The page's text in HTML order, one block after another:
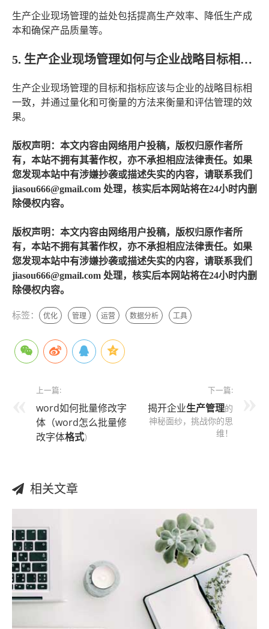
生产企业现场管理的益处包括提高生产效率、降低生产成
本和确保产品质量等。
5. 生产企业现场管理如何与企业战略目标相一致？
生产企业现场管理的目标和指标应该与企业的战略目标相
一致，并通过量化和可衡量的方法来衡量和评估管理的效
果。
版权声明：本文内容由网络用户投稿，版权归原作者所
有，本站不拥有其著作权，亦不承担相应法律责任。如果
您发现本站中有涉嫌抄袭或描述失实的内容，请联系我们
jiasou666@gmail.com 处理，核实后本网站将在24小时内删
除侵权内容。
版权声明：本文内容由网络用户投稿，版权归原作者所
有，本站不拥有其著作权，亦不承担相应法律责任。如果
您发现本站中有涉嫌抄袭或描述失实的内容，请联系我们
jiasou666@gmail.com 处理，核实后本网站将在24小时内删
除侵权内容。
标签： 优化 管理 运营 数据分析 工具
上一篇:
word如何批量修改字
体（word怎么批量修
改字体格式）
下一篇:
揭开企业生产管理的
神秘面纱，挑战你的思
维！
相关文章